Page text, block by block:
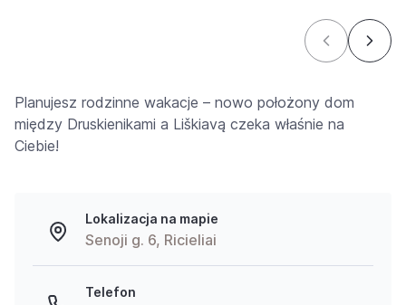
Planujesz rodzinne wakacje – nowo położony dom
między Druskienikami a Liškiavą czeka właśnie na
Ciebie!
Lokalizacja na mapie
Senoji g. 6, Ricieliai
Telefon